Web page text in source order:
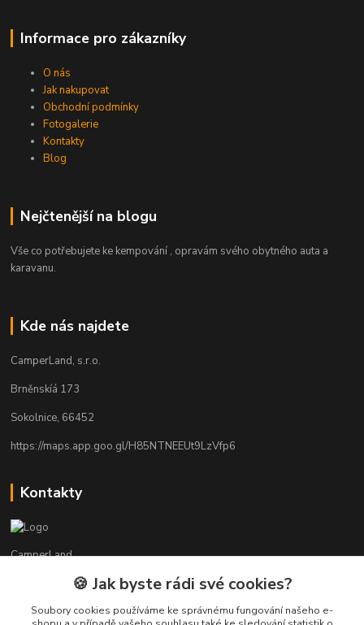
Informace pro zákazníky
O nás
Jak nakupovat
Obchodní podmínky
Fotogalerie
Kontakty
Blog
Nejčtenější na blogu
Vše co potřebujete ke kempování , opravám svého obytného auta a
karavanu.
Kde nás najdete
CamperLand, s.r.o.
Brněnskíá 173
Sokolnice, 66452
https://maps.app.goo.gl/H85NTNEEUt9LzVfp6
Kontakty
CamperLand
Martin
+420 603440524
🍪 Jak byste rádi své cookies?
Soubory cookies používáme ke správnému fungování našeho e-